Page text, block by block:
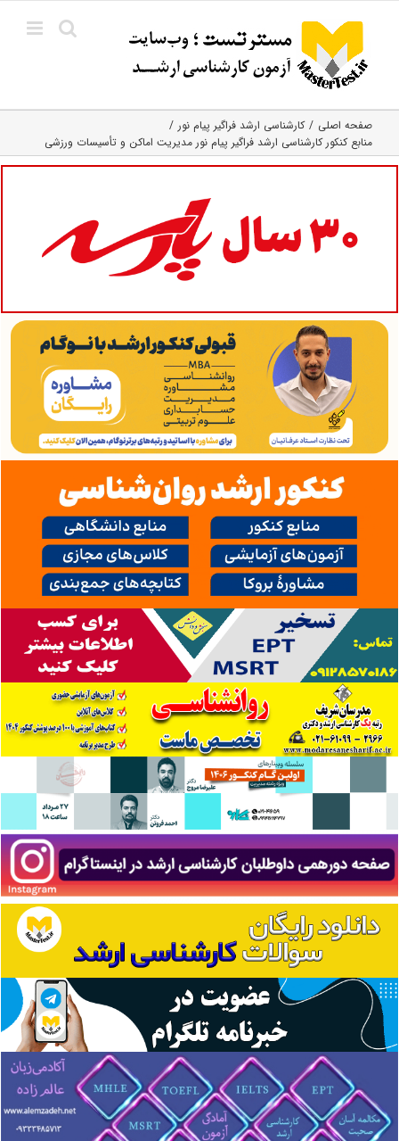
content
صفحه اصلی
کارشناسی ارشد فراگیر پیام نور
منابع کنکور کارشناسی ارشد فراگیر پیام نور مدیریت اماکن و تأسیسات ورزشی